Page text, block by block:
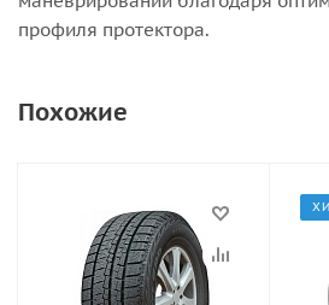
профиля протектора.
Похожие